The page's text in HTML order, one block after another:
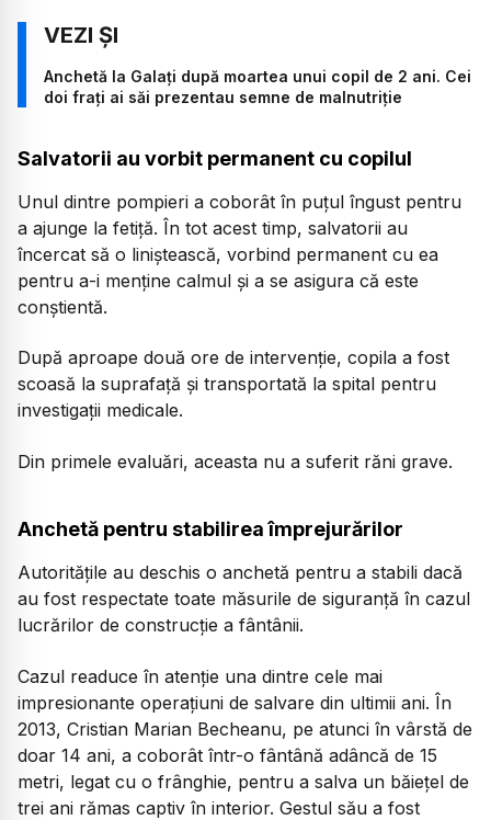
Anchetă la Galați după moartea unui copil de 2 ani. Cei
doi frați ai săi prezentau semne de malnutriție
Salvatorii au vorbit permanent cu copilul
Unul dintre pompieri a coborât în puțul îngust pentru
a ajunge la fetiță. În tot acest timp, salvatorii au
încercat să o liniștească, vorbind permanent cu ea
pentru a-i menține calmul și a se asigura că este
conștientă.
După aproape două ore de intervenție, copila a fost
scoasă la suprafață și transportată la spital pentru
investigații medicale.
Din primele evaluări, aceasta nu a suferit răni grave.
Anchetă pentru stabilirea împrejurărilor
Autoritățile au deschis o anchetă pentru a stabili dacă
au fost respectate toate măsurile de siguranță în cazul
lucrărilor de construcție a fântânii.
Cazul readuce în atenție una dintre cele mai
impresionante operațiuni de salvare din ultimii ani. În
2013, Cristian Marian Becheanu, pe atunci în vârstă de
doar 14 ani, a coborât într-o fântână adâncă de 15
metri, legat cu o frânghie, pentru a salva un băiețel de
trei ani rămas captiv în interior. Gestul său a fost